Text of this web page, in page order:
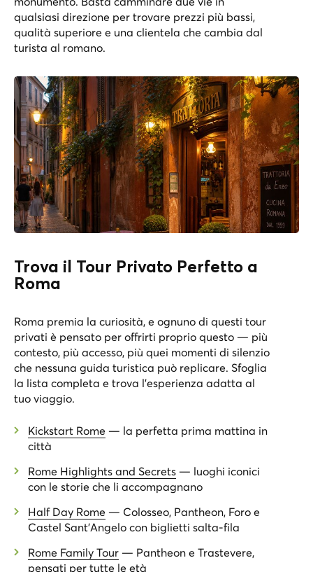
qualsiasi direzione per trovare prezzi più bassi,
qualità superiore e una clientela che cambia dal
turista al romano.
Trova il Tour Privato Perfetto a
Roma
Roma premia la curiosità, e ognuno di questi tour
privati è pensato per offrirti proprio questo — più
contesto, più accesso, più quei momenti di silenzio
che nessuna guida turistica può replicare. Sfoglia
la lista completa e trova l’esperienza adatta al
tuo viaggio.
Kickstart Rome — la perfetta prima mattina in
città
Rome Highlights and Secrets — luoghi iconici
con le storie che li accompagnano
Half Day Rome — Colosseo, Pantheon, Foro e
Castel Sant’Angelo con biglietti salta-fila
Rome Family Tour — Pantheon e Trastevere,
pensati per tutte le età